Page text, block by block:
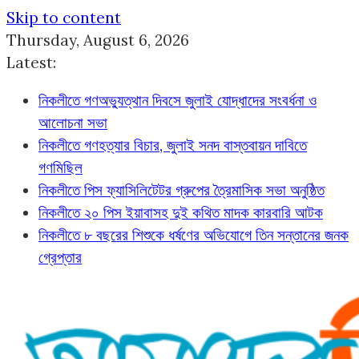
Skip to content
Thursday, August 6, 2026
Latest:
নিকলীতে গণঅভ্যুত্থান দিবসে জুলাই যোদ্ধাদের সংবর্ধনা ও
আলোচনা সভা
নিকলীতে গণহত্যার বিচার, জুলাই সনদ বাস্তবায়ন দাবিতে
গণমিছিল
নিকলীতে পিস ফ্যাসিলিটেটর গ্রুপের ত্রৈমাসিক সভা অনুষ্ঠিত
নিকলীতে ২০ পিস ইয়াবাসহ দুই কথিত মাদক কারবারি আটক
নিকলীতে ৮ বছরের শিশুকে ধর্ষণের অভিযোগে তিন সন্তানের জনক
গ্রেপ্তার